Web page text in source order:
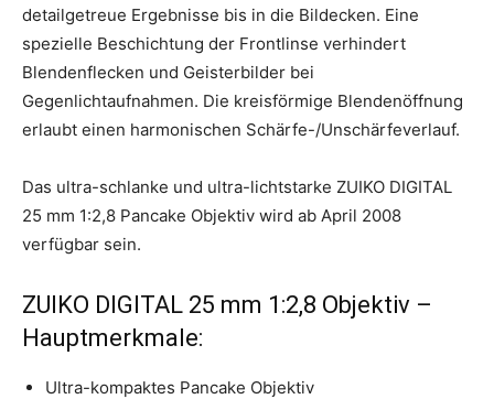
detailgetreue Ergebnisse bis in die Bildecken. Eine
spezielle Beschichtung der Frontlinse verhindert
Blendenflecken und Geisterbilder bei
Gegenlichtaufnahmen. Die kreisförmige Blendenöffnung
erlaubt einen harmonischen Schärfe-/Unschärfeverlauf.
Das ultra-schlanke und ultra-lichtstarke ZUIKO DIGITAL
25 mm 1:2,8 Pancake Objektiv wird ab April 2008
verfügbar sein.
ZUIKO DIGITAL 25 mm 1:2,8 Objektiv –
Hauptmerkmale:
Ultra-kompaktes Pancake Objektiv